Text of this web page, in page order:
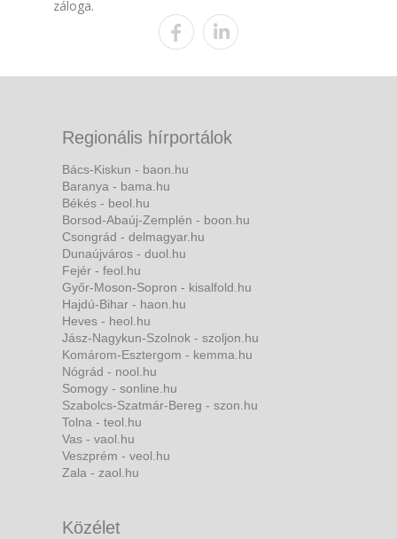
záloga.
Regionális hírportálok
Bács-Kiskun - baon.hu
Baranya - bama.hu
Békés - beol.hu
Borsod-Abaúj-Zemplén - boon.hu
Csongrád - delmagyar.hu
Dunaújváros - duol.hu
Fejér - feol.hu
Győr-Moson-Sopron - kisalfold.hu
Hajdú-Bihar - haon.hu
Heves - heol.hu
Jász-Nagykun-Szolnok - szoljon.hu
Komárom-Esztergom - kemma.hu
Nógrád - nool.hu
Somogy - sonline.hu
Szabolcs-Szatmár-Bereg - szon.hu
Tolna - teol.hu
Vas - vaol.hu
Veszprém - veol.hu
Zala - zaol.hu
Közélet